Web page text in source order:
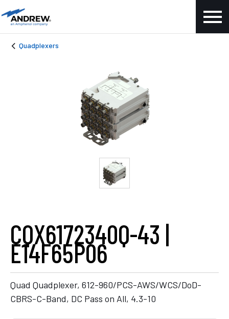
Quadplexers
CQX6172340Q-43 |
E14F65P06
Quad Quadplexer, 612-960/PCS-AWS/WCS/DoD-
CBRS-C-Band, DC Pass on All, 4.3-10